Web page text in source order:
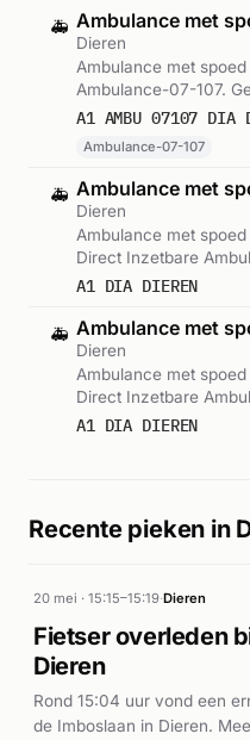
🚑 Ambulance met
Dieren
Ambulance met
Ambulance-07-107.
A1 AMBU 07107 DIA
Ambulance-07-107
🚑 Ambulance met
Dieren
Ambulance met
Direct Inzetbare
13:45.
A1 DIA DIEREN
🚑 Ambulance met
Dieren
Ambulance met
Direct Inzetbare
13:47.
A1 DIA DIEREN
Recente pieken in
20 mei · 15:15–15:19·Dieren
Fietser overleden
Dieren
Rond 15:04 uur vond een
de Imboslaan in Dieren.